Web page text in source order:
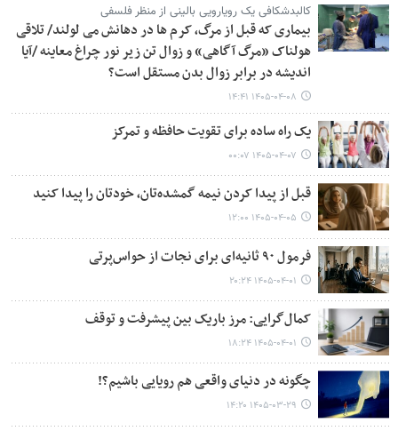
کالبدشکافی یک رویارویی بالینی از منظر فلسفی
بیماری که قبل از مرگ، کرم ها در دهانش می لولند/ تلاقی
هولناک «مرگ آگاهی» و زوال تن زیر نور چراغ معاینه /آیا
اندیشه در برابر زوال بدن مستقل است؟
۱۴۰۵-۰۴-۰۸ ۱۴:۴۱
یک راه ساده برای تقویت حافظه و تمرکز
۱۴۰۵-۰۴-۰۷ ۰۰:۰۷
قبل از پیدا کردن نیمه گمشده‌تان، خودتان را پیدا کنید
۱۴۰۵-۰۴-۰۵ ۱۲:۰۰
فرمول ۹۰ ثانیه‌ای برای نجات از حواس‌پرتی
۱۴۰۵-۰۴-۰۱ ۲۰:۲۴
کمال‌گرایی: مرز باریک بین پیشرفت و توقف
۱۴۰۵-۰۴-۰۱ ۱۸:۲۴
چگونه در دنیای واقعی هم رویایی باشیم؟!
۱۴۰۵-۰۳-۲۹ ۱۴:۲۰